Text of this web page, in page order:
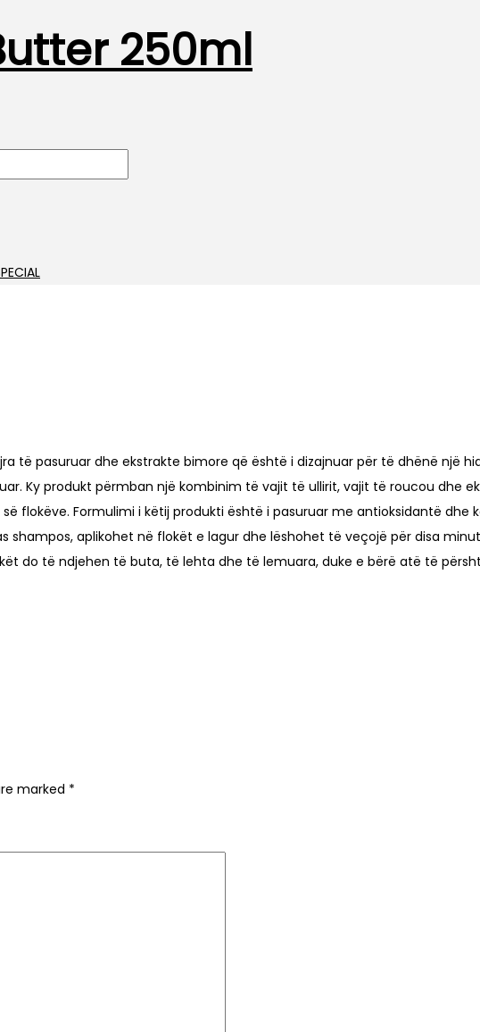
250ml
të pasuruar dhe ekstrakte bimore që është i dizajnuar për të dhënë një
Ky produkt përmban një kombinim të vajit të ullirit, vajit të roucou dhe
flokëve. Formulimi i këtij produkti është i pasuruar me antioksidantë dhe
aplikohet në flokët e lagur dhe lëshohet të veçojë për disa
do të ndjehen të buta, të lehta dhe të lemuara, duke e bërë atë të
marked *